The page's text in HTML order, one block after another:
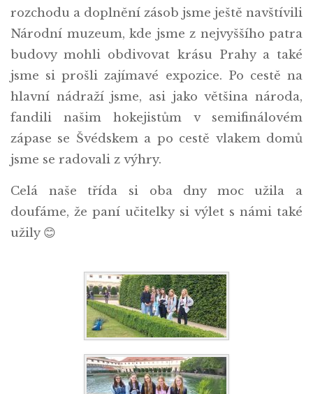
rozchodu a doplnění zásob jsme ještě navštívili
Národní muzeum, kde jsme z nejvyššího patra
budovy mohli obdivovat krásu Prahy a také
jsme si prošli zajímavé expozice. Po cestě na
hlavní nádraží jsme, asi jako většina národa,
fandili našim hokejistům v semifinálovém
zápase se Švédskem a po cestě vlakem domů
jsme se radovali z výhry.
Celá naše třída si oba dny moc užila a
doufáme, že paní učitelky si výlet s námi také
užily 😊